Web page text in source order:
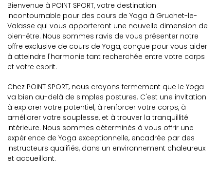
Bienvenue à POINT SPORT, votre destination
incontournable pour des cours de Yoga à Gruchet-le-
Valasse qui vous apporteront une nouvelle dimension de
bien-être. Nous sommes ravis de vous présenter notre
offre exclusive de cours de Yoga, conçue pour vous aider
à atteindre l'harmonie tant recherchée entre votre corps
et votre esprit.
Chez POINT SPORT, nous croyons fermement que le Yoga
va bien au-delà de simples postures. C'est une invitation
à explorer votre potentiel, à renforcer votre corps, à
améliorer votre souplesse, et à trouver la tranquillité
intérieure. Nous sommes déterminés à vous offrir une
expérience de Yoga exceptionnelle, encadrée par des
instructeurs qualifiés, dans un environnement chaleureux
et accueillant.